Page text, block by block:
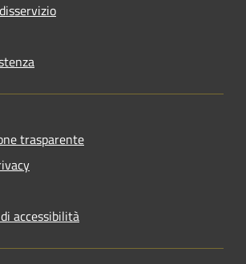
trasparente
accessibilità